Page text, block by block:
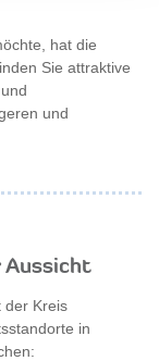
hat die
Sie attraktive
und
der Kreis
in